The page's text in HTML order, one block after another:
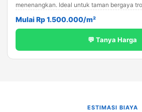
menenangkan. Ideal untuk taman bergaya
Mulai Rp 1.500.000/m²
💬 Tanya Harga
ESTIMASI BIAYA